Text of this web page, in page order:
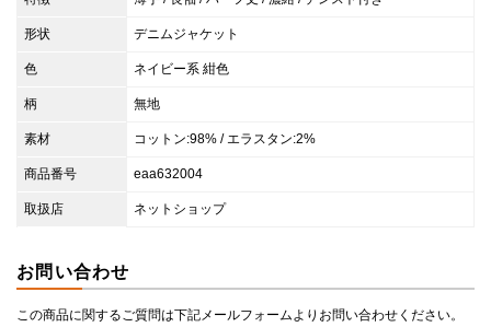
形状 デニムジャケット
色 ネイビー系 紺色
柄 無地
素材 コットン:98% / エラスタン:2%
商品番号 eaa632004
取扱店 ネットショップ
お問い合わせ
この商品に関するご質問は下記メールフォームよりお問い合わせください。